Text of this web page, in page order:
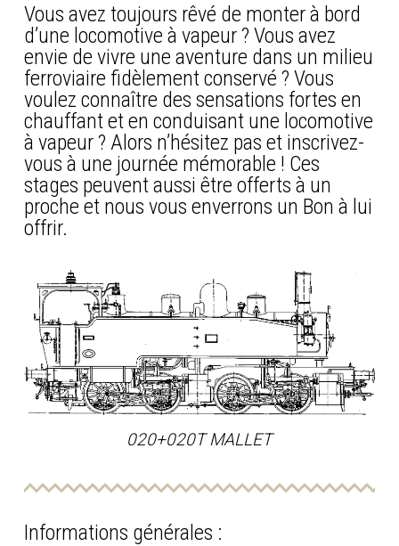
Vous avez toujours rêvé de monter à bord
d’une locomotive à vapeur ? Vous avez
envie de vivre une aventure dans un milieu
ferroviaire fidèlement conservé ? Vous
voulez connaître des sensations fortes en
chauffant et en conduisant une locomotive
à vapeur ? Alors n’hésitez pas et inscrivez-
vous à une journée mémorable ! Ces
stages peuvent aussi être offerts à un
proche et nous vous enverrons un Bon à lui
offrir.
020+020T MALLET
Informations générales :